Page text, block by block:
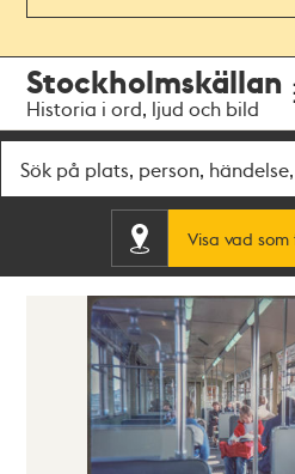
navigationen
huvudinnehållet
Stockholmskällan
Historia i ord, ljud och bild
Visa vad